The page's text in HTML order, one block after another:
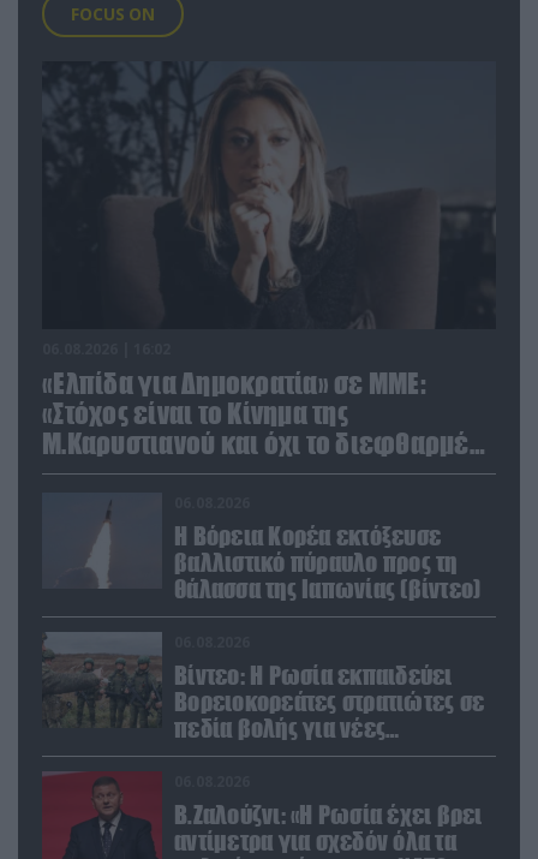
FOCUS ON
«Ελπίδα για Δημοκρατία» σε ΜΜΕ:
«Στόχος είναι το Κίνημα της
Μ.Καρυστιανού και όχι το διεφθαρμένο
σύστημα εξουσίας»
Η Βόρεια Κορέα εκτόξευσε
βαλλιστικό πύραυλο προς τη
θάλασσα της Ιαπωνίας (βίντεο)
Βίντεο: Η Ρωσία εκπαιδεύει
Βορειοκορεάτες στρατιώτες σε
πεδία βολής για νέες
επιχειρήσεις
Β.Ζαλούζνι: «Η Ρωσία έχει βρει
αντίμετρα για σχεδόν όλα τα